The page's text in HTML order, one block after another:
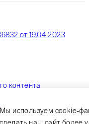
от 19.04.2023
контента
Мы используем cookie-